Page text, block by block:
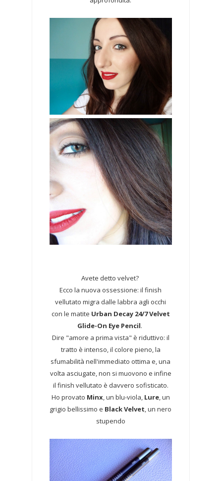
Avete detto velvet?
Ecco la nuova ossessione: il finish
vellutato migra dalle labbra agli occhi
con le matite Urban Decay 24/7 Velvet
Glide-On Eye Pencil.
Dire "amore a prima vista" è riduttivo: il
tratto è intenso, il colore pieno, la
sfumabilità nell'immediato ottima e, una
volta asciugate, non si muovono e infine
il finish vellutato è davvero sofisticato.
Ho provato Minx , un blu-viola, Lure, un
grigio bellissimo e Black Velvet , un nero
stupendo